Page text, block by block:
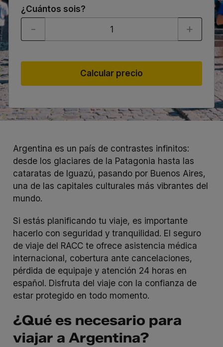
viaje
¿Cuántos sois?
Argentina es un país de contrastes infinitos:
desde los glaciares de la Patagonia hasta las
cataratas de Iguazú, pasando por Buenos Aires,
una de las capitales culturales más vibrantes del
mundo.
Si estás planificando tu viaje, es importante
hacerlo con seguridad y tranquilidad. El seguro
de viajedel RACC te ofrece asistencia médica
internacional, cobertura ante cancelaciones,
pérdida de equipaje y atención 24 horas en
español. Disfruta del viaje con la confianza de
estar protegido en todo momento.
¿Qué es necesario para
viajar a Argentina?